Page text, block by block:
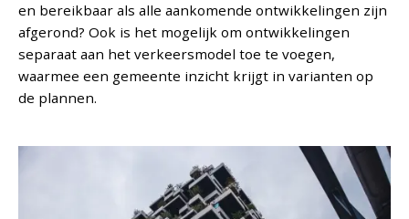
en bereikbaar als alle aankomende ontwikkelingen zijn
afgerond? Ook is het mogelijk om ontwikkelingen
separaat aan het verkeersmodel toe te voegen,
waarmee een gemeente inzicht krijgt in varianten op
de plannen.